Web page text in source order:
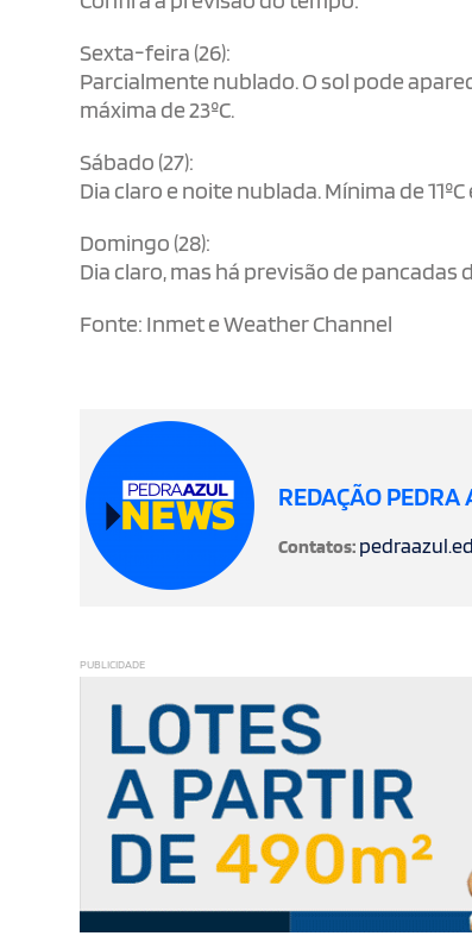
Sexta-feira (26):
Parcialmente nublado. O sol pode
máxima de 23ºC.
Sábado (27):
Dia claro e noite nublada. Mínima de 11ºC
Domingo (28):
Dia claro, mas há previsão de pancadas
Fonte: Inmet e Weather Channel
REDAÇÃO PEDRA
Contatos:
PUBLICIDADE